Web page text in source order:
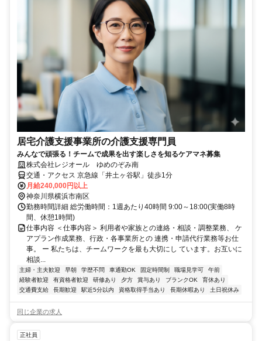
居宅介護支援事業所の介護支援専門員
みんなで頑張る！チームで成果を出す楽しさを知るケアマネ募集
株式会社レジオール ゆめのぞみ南
交通・アクセス 京急線「井土ヶ谷駅」徒歩1分
月給240,000円以上
神奈川県横浜市南区
勤務時間詳細 総労働時間：1週あたり40時間 9:00～18:00(実働8時
間、休憩1時間)
仕事内容 ＜仕事内容＞ 利用者や家族との連絡・相談・調整業務、 ケ
アプラン作成業務、行政・各事業所との 連携・申請代行業務等お仕
事。 ー 私たちは、チームワークを最も大切にし ています。お互いに
相談...
主婦・主夫歓迎 早朝 学歴不問 車通勤OK 固定時間制 職場見学可
午前
経験者歓迎
有資格者歓迎 研修あり 夕方 賞与あり ブランクOK
育休あり
交通費支給
長期歓迎 駅近5分以内 資格取得手当あり 長期休暇あり 土日祝休み
同じ企業の求人
正社員